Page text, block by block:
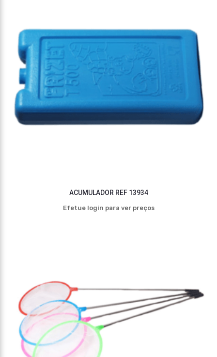
ACUMULADOR REF 13934
Efetue login para ver preços